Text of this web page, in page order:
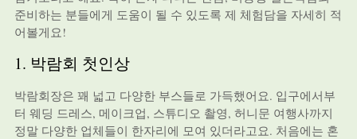
준비하는 분들에게 도움이 될 수 있도록 제 체험담을 자세히 적
어볼게요!
1. 박람회 첫인상
박람회장은 꽤 넓고 다양한 부스들로 가득했어요. 입구에서부
터 웨딩 드레스, 메이크업, 스튜디오 촬영, 허니문 여행사까지
정말 다양한 업체들이 한자리에 모여 있더라고요. 처음에는 혼